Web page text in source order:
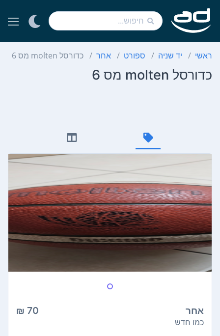
ראשי יד שניה ספורט אחר כדורסל molten מס 6
כדורסל molten מס 6
אחר 70 ₪
כמו חדש